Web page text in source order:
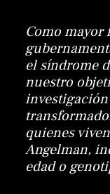
Como
el síndrome
nuestro
quienes
Angelman,
edad o